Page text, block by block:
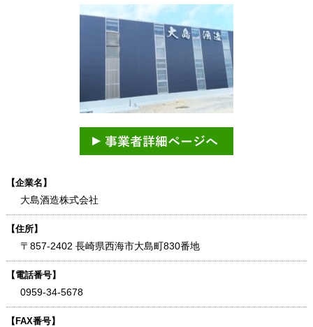
【企業名】
大島酒造株式会社
【住所】
〒857-2402 長崎県西海市大島町830番地
【電話番号】
0959-34-5678
【FAX番号】